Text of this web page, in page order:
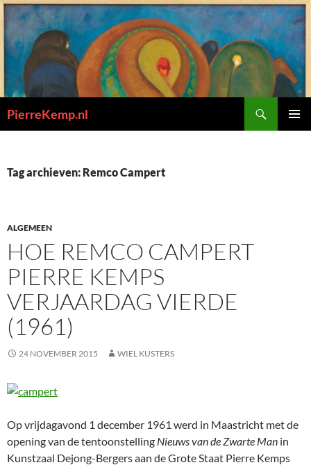
Ga
naar
de
inhoud
PierreKemp.nl
Tag archieven: Remco Campert
ALGEMEEN
HOE REMCO CAMPERT
PIERRE KEMPS
VERJAARDAG VIERDE
(1961)
24 NOVEMBER 2015 WIEL KUSTERS
Op vrijdagavond 1 december 1961 werd in Maastricht met de
opening van de tentoonstelling Nieuws van de Zwarte Man in
Kunstzaal Dejong-Bergers aan de Grote Staat Pierre Kemps